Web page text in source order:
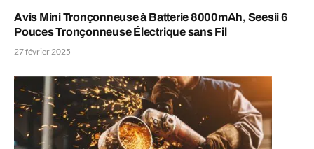
Avis Mini Tronçonneuse à Batterie 8000mAh, Seesii 6
Pouces Tronçonneuse Électrique sans Fil
27 février 2025